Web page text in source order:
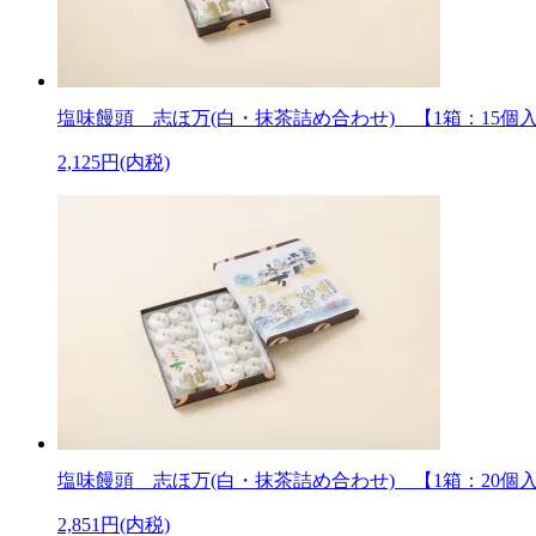
塩味饅頭 志ほ万(白・抹茶詰め合わせ) 【1箱：15個入
2,125円(内税)
塩味饅頭 志ほ万(白・抹茶詰め合わせ) 【1箱：20個入
2,851円(内税)